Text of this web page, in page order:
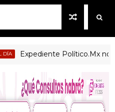
Expediente Político.Mx no 1126